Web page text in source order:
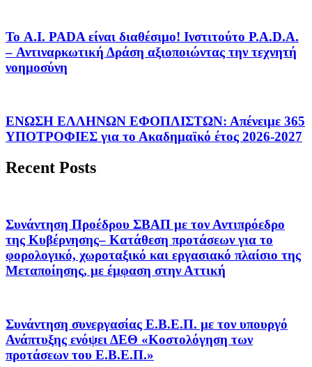
Το A.I. PADA είναι διαθέσιμο! Ινστιτούτο P.A.D.A.
– Αντιναρκωτική Δράση αξιοποιώντας την τεχνητή
νοημοσύνη
ΕΝΩΣΗ ΕΛΛΗΝΩΝ ΕΦΟΠΛΙΣΤΩΝ: Απένειμε 365
ΥΠΟΤΡΟΦΙΕΣ για το Ακαδημαϊκό έτος 2026-2027
Recent Posts
Συνάντηση Προέδρου ΣΒΑΠ με τον Αντιπρόεδρο
της Κυβέρνησης– Κατάθεση προτάσεων για το
φορολογικό, χωροταξικό και εργασιακό πλαίσιο της
Μεταποίησης, με έμφαση στην Αττική
Συνάντηση συνεργασίας Ε.Β.Ε.Π. με τον υπουργό
Ανάπτυξης ενόψει ΔΕΘ «Κοστολόγηση των
προτάσεων του Ε.Β.Ε.Π.»